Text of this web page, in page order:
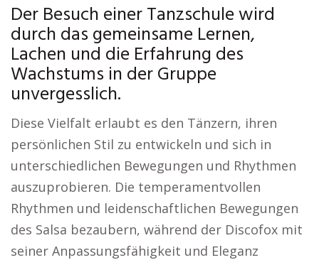
Der Besuch einer Tanzschule wird
durch das gemeinsame Lernen,
Lachen und die Erfahrung des
Wachstums in der Gruppe
unvergesslich.
Diese Vielfalt erlaubt es den Tänzern, ihren
persönlichen Stil zu entwickeln und sich in
unterschiedlichen Bewegungen und Rhythmen
auszuprobieren. Die temperamentvollen
Rhythmen und leidenschaftlichen Bewegungen
des Salsa bezaubern, während der Discofox mit
seiner Anpassungsfähigkeit und Eleganz